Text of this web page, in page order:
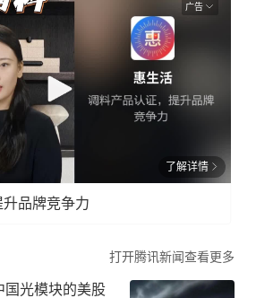
广告
了解详情
品牌竞争力
打开腾讯新闻查看更多
国光模块的美股